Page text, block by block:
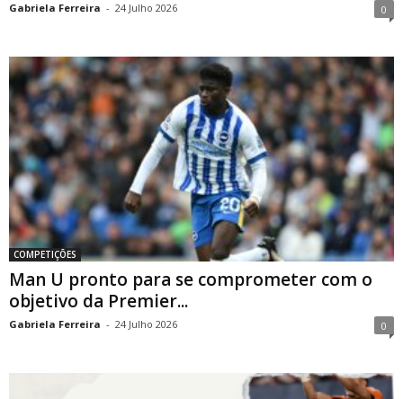
Gabriela Ferreira - 24 Julho 2026 0
COMPETIÇÕES
Man U pronto para se comprometer com o
objetivo da Premier...
Gabriela Ferreira - 24 Julho 2026 0